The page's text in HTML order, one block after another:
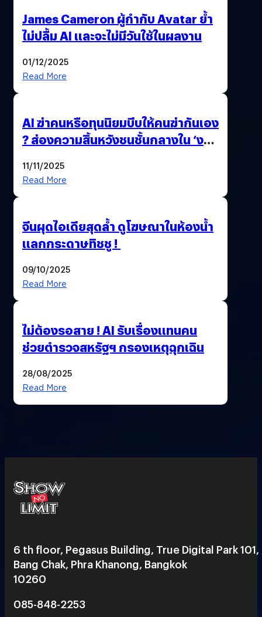
James Cameron ผู้กำกับ Avatar ย้ำ
ไม่ปลื้ม AI และจะไม่มีวันใช้ในผลงาน
01/12/2025
Read More
AI ฆ่าคนหรือทุนนิยมบีบให้คนฆ่ากันเอง
? ส่องความสิ้นหวังชนชั้นกลางใน ‘งาน
11/11/2025
Read More
จีนผุดไอเดียสุดล้ำ ดูโฆษณาในห้องน้ำ
แลกกระดาษทิชชู !
09/10/2025
Read More
ไม่ต้องรอสาย ! AI รับเรื่องแทนคน
ช่วยตำรวจสหรัฐฯ กรองเหตุฉุกเฉิน
28/08/2025
Read More
6 th floor, Pegasus Building, True Digital Park 101,
Bang Chak, Phra Khanong, Bangkok
10260
085-848-2253